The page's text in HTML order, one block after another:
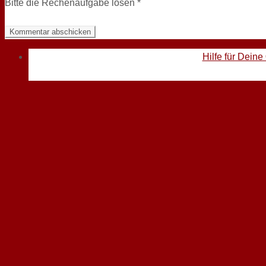
Bitte die Rechenaufgabe lösen *
Hilfe für Deine